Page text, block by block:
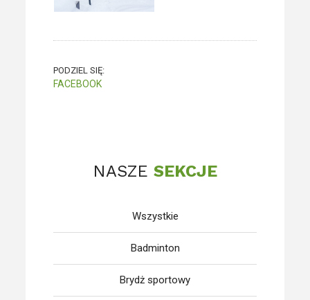
PODZIEL SIĘ:
FACEBOOK
NASZE SEKCJE
Wszystkie
Badminton
Brydż sportowy